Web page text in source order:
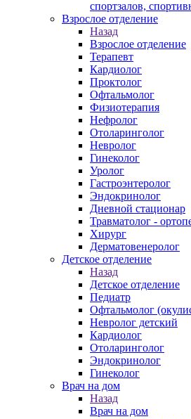
спортзалов,
Взрослое отделение
Назад
Взрослое отделение
Терапевт
Кардиолог
Проктолог
Офтальмолог
Физиотерапия
Нефролог
Отоларинголог
Невролог
Гинеколог
Уролог
Гастроэнтеролог
Эндокринолог
Дневной стационар
Травматолог -
Хирург
Дерматовенеролог
Детское отделение
Назад
Детское отделение
Педиатр
Офтальмолог
Невролог детский
Кардиолог
Отоларинголог
Эндокринолог
Гинеколог
Врач на дом
Назад
Врач на дом